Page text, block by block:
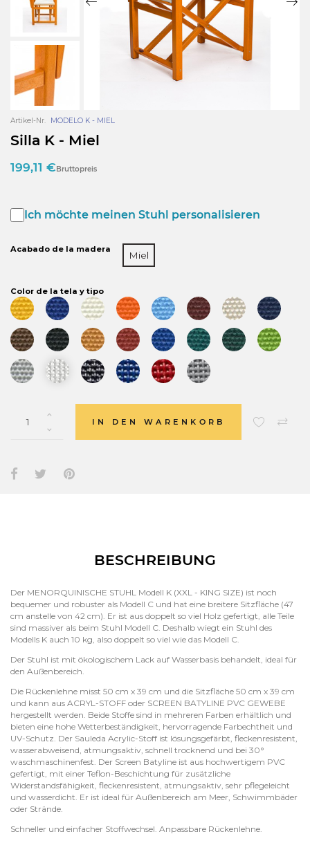
Artikel-Nr. MODELO K - MIEL
Silla K - Miel
199,11 € Bruttopreis
Ich möchte meinen Stuhl personalisieren
Acabado de la madera
Miel
Color de la tela y tipo
IN DEN WARENKORB
BESCHREIBUNG
Der MENORQUINISCHE STUHL Modell K (XXL - KING SIZE) ist noch
bequemer und robuster als Modell C und hat eine breitere Sitzfläche (47
cm anstelle von 42 cm). Er ist aus doppelt so viel Holz gefertigt, alle Teile
sind massiver als beim Stuhl Modell C. Deshalb wiegt ein Stuhl des
Modells K auch 10 kg, also doppelt so viel wie das Modell C.
Der Stuhl ist mit ökologischem Lack auf Wasserbasis behandelt, ideal für
den Außenbereich.
Die Rückenlehne misst 50 cm x 39 cm und die Sitzfläche 50 cm x 39 cm
und kann aus ACRYL-STOFF oder SCREEN BATYLINE PVC GEWEBE
hergestellt werden. Beide Stoffe sind in mehreren Farben erhältlich und
bieten eine hohe Wetterbeständigkeit, hervorragende Farbechtheit und
UV-Schutz. Der Sauleda Acrylic-Stoff ist lösungsgefärbt, fleckenresistent,
wasserabweisend, atmungsaktiv, schnell trocknend und bei 30°
waschmaschinenfest. Der Screen Batyline ist aus hochwertigem PVC
gefertigt, mit einer Teflon-Beschichtung für zusätzliche
Widerstandsfähigkeit, fleckenresistent, atmungsaktiv, sehr pflegeleicht
und wasserdicht. Er ist ideal für Außenbereich am Meer, Schwimmbäder
oder Strände.
Schneller und einfacher Stoffwechsel. Anpassbare Rückenlehne.